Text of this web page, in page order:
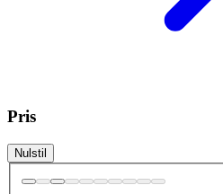
Pris
Nulstil